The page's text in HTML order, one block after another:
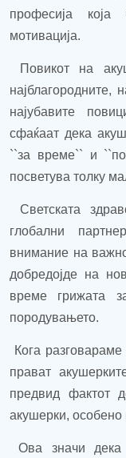
професија
мотивација.
Повикот на
најблагородните,
најубавите
сфаќаат дека
``за време`` и ``
посветува толку
Светската
глобални
внимание на
добредојде на
време грижата
породувањето.
Кога
прават
предвид фактот
акушерки, особено
Ова значи